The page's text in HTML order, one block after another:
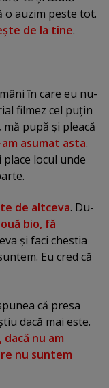
o auzim peste tot.
de la tine.
în care eu nu-
filmez cel puţin
mă pupă şi pleacă
am asumat asta.
locul unde
de altceva. Du-
bio, fă
şi faci chestia
Eu cred că
că presa
dacă mai este.
nu am
nu suntem